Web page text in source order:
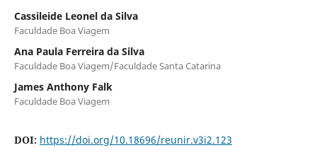
Cassileide Leonel da Silva
Faculdade Boa Viagem
Ana Paula Ferreira da Silva
Faculdade Boa Viagem/Faculdade Santa Catarina
James Anthony Falk
Faculdade Boa Viagem
DOI: https://doi.org/10.18696/reunir.v3i2.123